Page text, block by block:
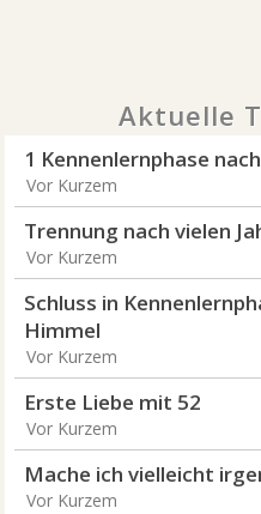
Aktuelle
1 Kennenlernphase
Vor Kurzem
Trennung nach vielen
Vor Kurzem
Schluss in
Himmel
Vor Kurzem
Erste Liebe mit 52
Vor Kurzem
Mache ich vielleicht
Vor Kurzem